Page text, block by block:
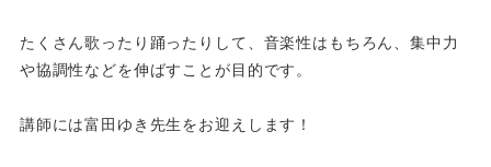
たくさん歌ったり踊ったりして、音楽性はもちろん、集中力
や協調性などを伸ばすことが目的です。
講師には富田ゆき先生をお迎えします！